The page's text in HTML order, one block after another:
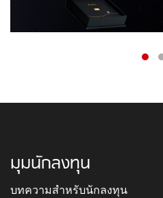
มุมนักลงทุน
บทความสำหรับนักลงทุน